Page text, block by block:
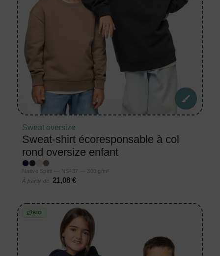
Sweat oversize
Sweat-shirt écoresponsable à col
rond oversize enfant
Native Spirit — NS437 — 300 g/m²
À partir de
21,08 €
BIO